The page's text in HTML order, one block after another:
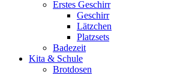
Erstes Geschirr
Geschirr
Lätzchen
Platzsets
Badezeit
Kita & Schule
Brotdosen